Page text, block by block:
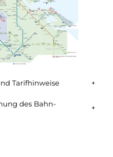
Tarifhinweise +
des Bahn-
+